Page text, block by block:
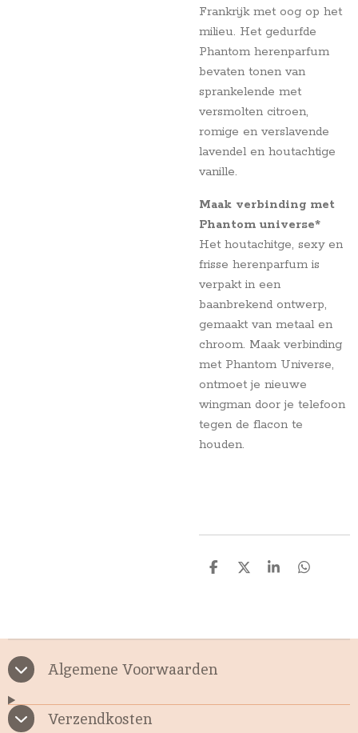
Frankrijk met oog op het
milieu. Het gedurfde
Phantom herenparfum
bevaten tonen van
sprankelende met
versmolten citroen,
romige en verslavende
lavendel en houtachtige
vanille.
Maak verbinding met
Phantom universe*
Het houtachitge, sexy en
frisse herenparfum is
verpakt in een
baanbrekend ontwerp,
gemaakt van metaal en
chroom. Maak verbinding
met Phantom Universe,
ontmoet je nieuwe
wingman door je telefoon
tegen de flacon te
houden.
D
D
S
D
Algemene Voorwaarden
Verzendkosten